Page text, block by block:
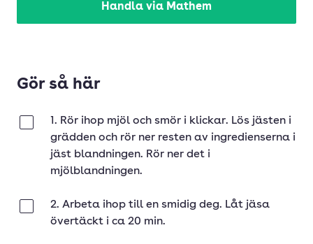
Handla via Mathem
Gör så här
1. Rör ihop mjöl och smör i klickar. Lös jästen i
grädden och rör ner resten av ingredienserna i
jäst blandningen. Rör ner det i
mjölblandningen.
2. Arbeta ihop till en smidig deg. Låt jäsa
övertäckt i ca 20 min.